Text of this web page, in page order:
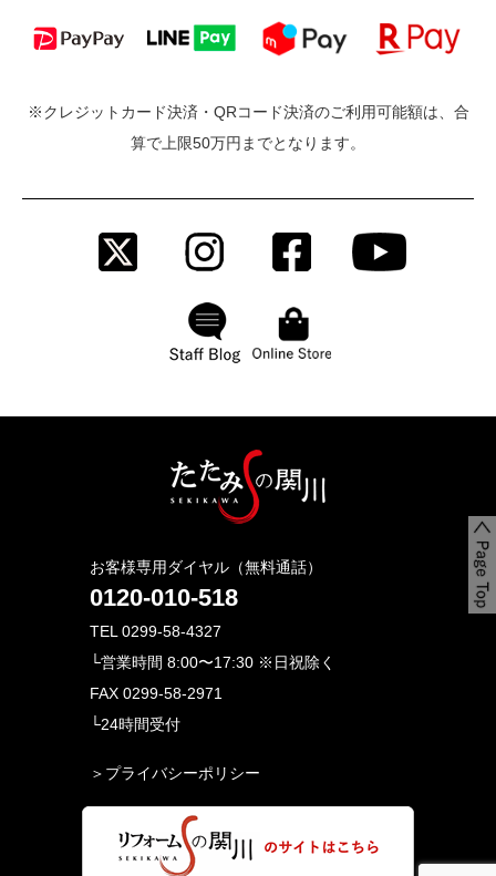
※クレジットカード決済・QRコード決済のご利用可能額は、合
算で上限50万円までとなります。
お客様専用ダイヤル（無料通話）
0120-010-518
TEL 0299-58-4327
└営業時間 8:00〜17:30 ※日祝除く
FAX 0299-58-2971
└24時間受付
＞プライバシーポリシー